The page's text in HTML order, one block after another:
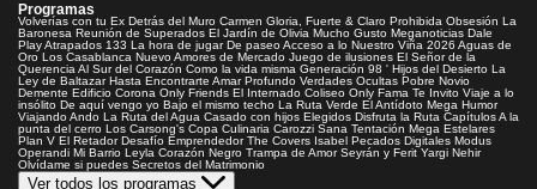
Programas
Volverías con tu Ex Detrás del Muro Carmen Gloria, Fuerte & Claro Prohibida Obsesión La
Baronesa Reunión de Superados El Jardín de Olivia Mucho Gusto Meganoticias Dale
PlayAtrapados 133 La hora de jugar De paseoAcceso a lo Nuestro Viña 2026 Aguas de
Oro Los Casablanca Nuevo Amores de Mercado Juego de ilusiones El Señor de la
Querencia Al Sur del Corazón Como la vida misma Generación 98 ' Hijos del Desierto La
Ley de Baltazar Hasta Encontrarte Amar Profundo Verdades Ocultas Pobre Novio
Demente Edificio Corona Only Friends El Internado Coliseo Only Fama Te Invito Viaje a lo
insólito De aquí vengo yo Bajo el mismo techo La Ruta Verde El Antídoto Mega Humor
Viajando Ando La Ruta del Agua Casado con hijos Elegidos Disfruta la Ruta CapítulosA la
punta del cerro Los Carsong's Copa Culinaria Carozzi Sana Tentación Mega Estelares
Plan V El Retador Desafío Emprendedor The Covers Isabel Pecados Digitales Modus
Operandi Mi Barrio Leyla Corazón Negro Trampa de Amor Seyrán y Ferit Yargi Nehir
Olvídame si puedes Secretos del Matrimonio
Ver todos los programas